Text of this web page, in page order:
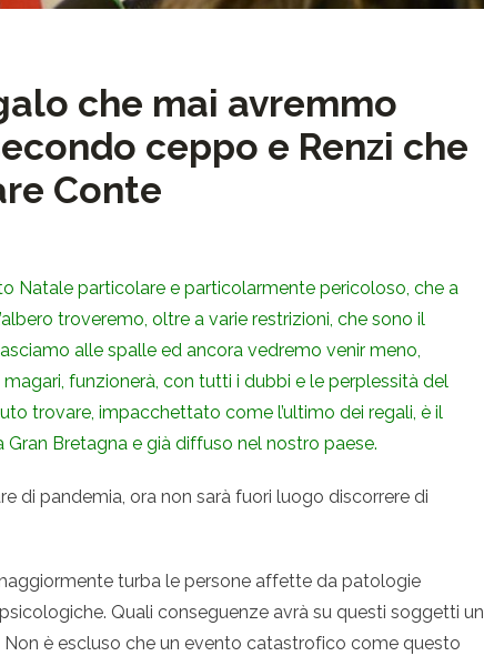
che mai avremmo
ceppo e Renzi che
Conte
Natale particolare e particolarmente pericoloso, che a
troveremo, oltre a varie restrizioni, che sono il
alle spalle ed ancora vedremo venir meno,
funzionerà, con tutti i dubbi e le perplessità del
trovare, impacchettato come l’ultimo dei regali, è il
Bretagna e già diffuso nel nostro paese.
di pandemia, ora non sarà fuori luogo discorrere di
turba le persone affette da patologie
Quali conseguenze avrà su questi soggetti un
è escluso che un evento catastrofico come questo